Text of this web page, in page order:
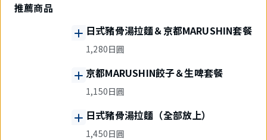
推薦商品
日式豬骨湯拉麵＆京都MARUSHIN套餐
1,280日圓
京都MARUSHIN餃子＆生啤套餐
1,150日圓
日式豬骨湯拉麵（全部放上）
1,450日圓